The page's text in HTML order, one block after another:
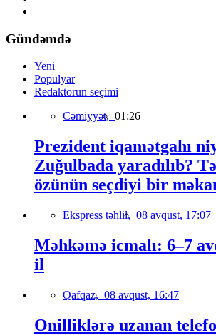
Gündəmdə
Yeni
Populyar
Redaktorun seçimi
Cəmiyyət, 01:26
Prezident iqamətgahı
Zuğulbada yaradılıb?
özünün seçdiyi bir
Ekspress təhlil, 08 avqust, 17:07
Məhkəmə icmalı: 6–7
il
Qafqaz, 08 avqust, 16:47
Onilliklərə uzanan